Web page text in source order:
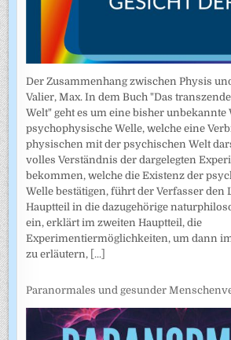
Der Zusammenhang zwischen Physis
Valier, Max. In dem Buch "Das
Welt" geht es um eine bisher unbekannte
psychophysische Welle, welche eine
physischen mit der psychischen Welt
volles Verständnis der dargelegten
bekommen, welche die Existenz der
Welle bestätigen, führt der Verfasser den
Hauptteil in die dazugehörige
ein, erklärt im zweiten Hauptteil, die
Experimentiermöglichkeiten, um dann
zu erläutern, [...]
Paranormales und gesunder